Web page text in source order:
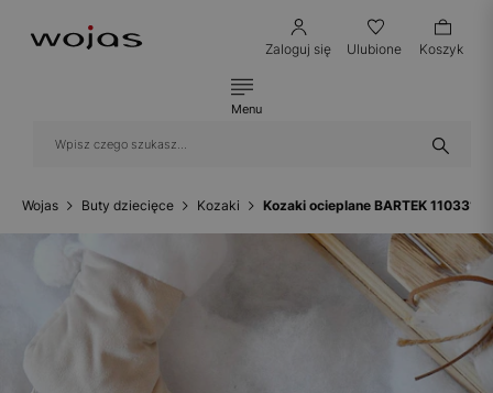
Zaloguj się Ulubione Koszyk
Menu
Wojas Buty dziecięce Kozaki Kozaki ocieplane BARTEK